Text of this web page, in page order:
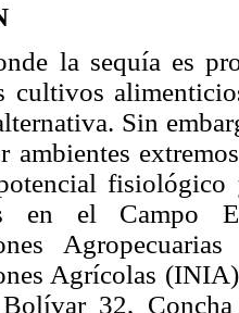
la sequía es
cultivos
Sin
ambientes
en el Campo
Agrícolas
Bolívar 32,